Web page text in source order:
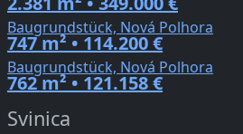
Baugrundstück, Nová Polhora
747 m² • 114.200 €
Baugrundstück, Nová Polhora
762 m² • 121.158 €
Svinica